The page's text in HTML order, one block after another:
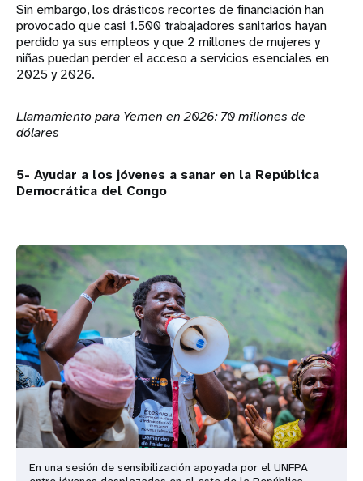
Sin embargo, los drásticos recortes de financiación han
provocado que casi 1.500 trabajadores sanitarios hayan
perdido ya sus empleos y que 2 millones de mujeres y
niñas puedan perder el acceso a servicios esenciales en
2025 y 2026.
Llamamiento para Yemen en 2026: 70 millones de
dólares
5- Ayudar a los jóvenes a sanar en la República
Democrática del Congo
En una sesión de sensibilización apoyada por el UNFPA